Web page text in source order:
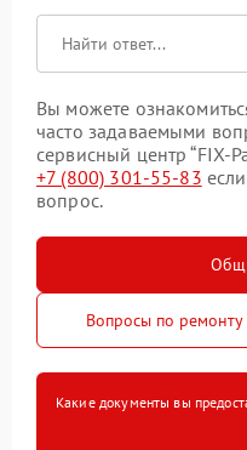
Вы можете
часто задаваемыми
сервисный центр “FIX-
+7 (800) 301-55-83
вопрос.
Вопросы по
Какие документы вы